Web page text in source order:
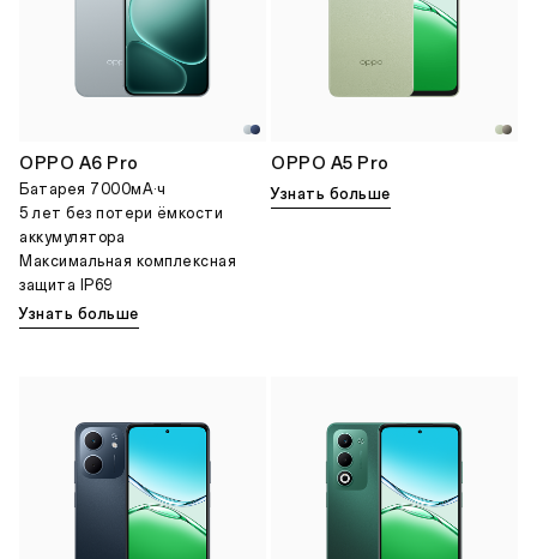
OPPO A6 Pro
Батарея 7000мА·ч
5 лет без потери ёмкости
аккумулятора
Максимальная комплексная
защита IP69
Узнать больше
OPPO A5 Pro
Узнать больше